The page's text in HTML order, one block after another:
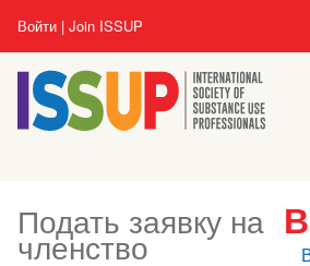
User
account
menu
Войти Join ISSUP
Подать заявку на
членство